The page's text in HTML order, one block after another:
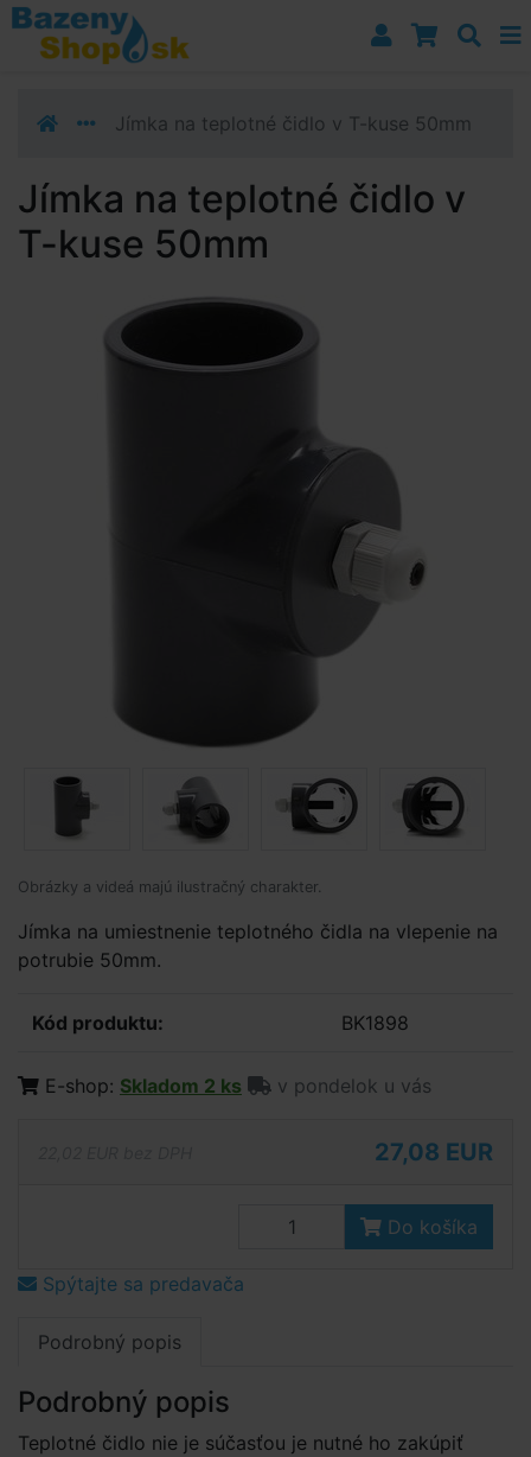
Prejsť k navigácii
Prejsť na obsah
Prejsť k bočnému stĺpci
Jímka na teplotné čidlo v T-kuse 50mm
Jímka na teplotné čidlo v
T-kuse 50mm
Obrázky a videá majú ilustračný charakter.
Jímka na umiestnenie teplotného čidla na vlepenie na
potrubie 50mm.
Kód produktu: BK1898
E-shop: Skladom 2 ks v pondelok u vás
27,08 EUR
Do košíka
Spýtajte sa predavača
Podrobný popis
Podrobný popis
Teplotné čidlo nie je súčasťou je nutné ho zakúpiť